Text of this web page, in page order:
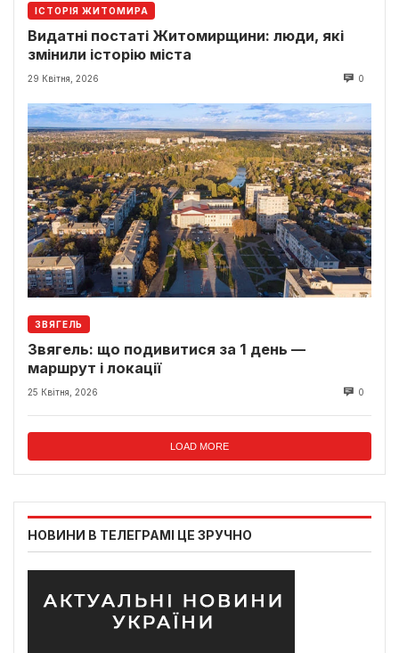
ІСТОРІЯ ЖИТОМИРА
Видатні постаті Житомирщини: люди, які
змінили історію міста
29 Квітня, 2026 0
ЗВЯГЕЛЬ
Звягель: що подивитися за 1 день —
маршрут і локації
25 Квітня, 2026 0
LOAD MORE
НОВИНИ В ТЕЛЕГРАМІ ЦЕ ЗРУЧНО